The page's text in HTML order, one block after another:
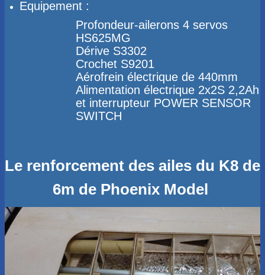
Equipement :
​Profondeur-ailerons 4 servos
HS625MG
Dérive S3302
Crochet S9201
Aérofrein électrique de 440mm
Alimentation électrique 2x2S 2,2Ah
et interrupteur POWER SENSOR
SWITCH
Le renforcement des ailes du K8 de
6m de Phoenix Model